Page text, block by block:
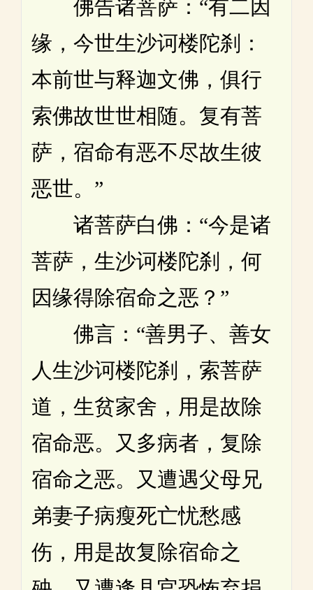
佛告诸菩萨：“有二因
缘，今世生沙诃楼陀刹：
本前世与释迦文佛，俱行
索佛故世世相随。复有菩
萨，宿命有恶不尽故生彼
恶世。”
诸菩萨白佛：“今是诸
菩萨，生沙诃楼陀刹，何
因缘得除宿命之恶？”
佛言：“善男子、善女
人生沙诃楼陀刹，索菩萨
道，生贫家舍，用是故除
宿命恶。又多病者，复除
宿命之恶。又遭遇父母兄
弟妻子病瘦死亡忧愁感
伤，用是故复除宿命之